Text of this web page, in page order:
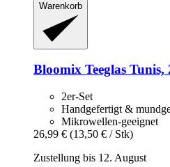
Warenkorb
Bloomix Teeglas Tunis,
2er-Set
Handgefertigt &
Mikrowellen-geeignet
26,99 € (13,50 € / Stk)
Zustellung bis 12. August